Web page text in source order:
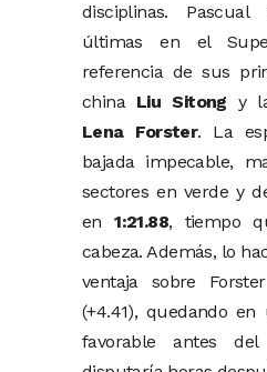
disciplinas. Pascual
últimasen el
referencia desus
china LiuSitong y
Lena Forster. La
bajada impecable,
sectoresen verde y
en1:21.88, tiempo
cabeza.Además, lo
ventaja sobre
(+4.41),quedandoen
favorableantes